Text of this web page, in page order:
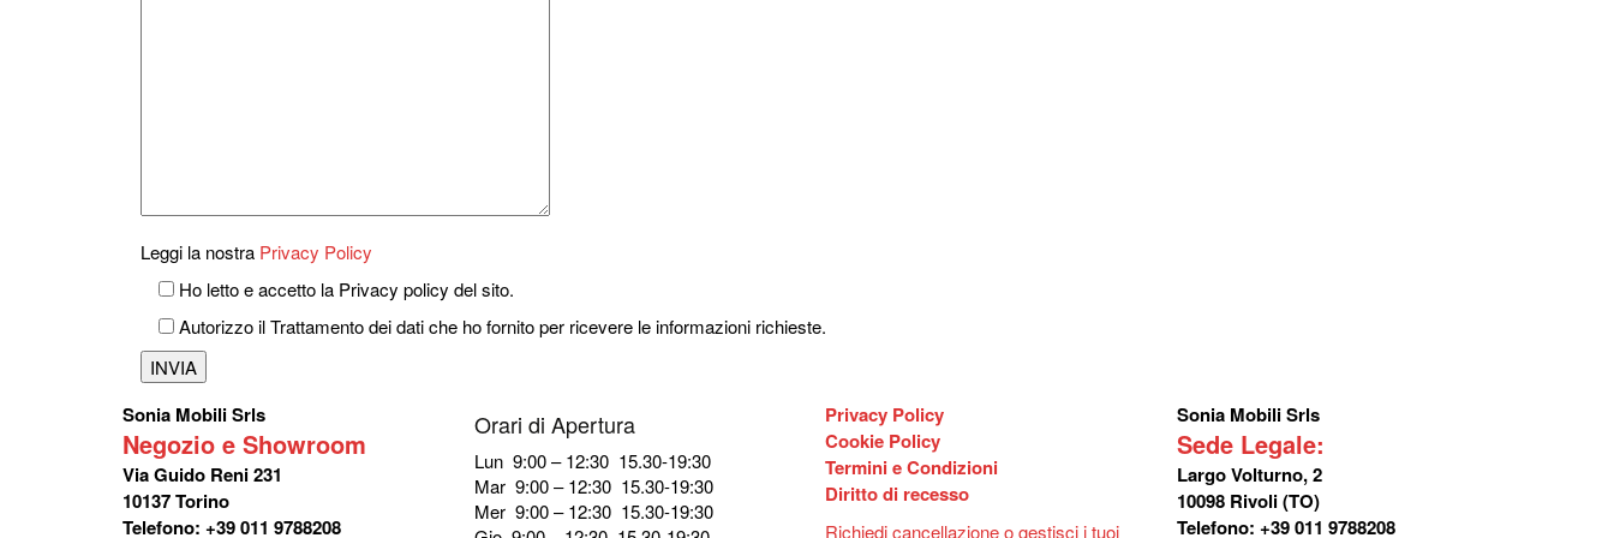
Leggi la nostra Privacy Policy
Ho letto e accetto la Privacy policy del sito.
Autorizzo il Trattamento dei dati che ho fornito per ricevere le informazioni richieste.
Sonia Mobili Srls
Negozio e Showroom
Via Guido Reni 231
10137 Torino
Telefono: +39 011 9788208
Orari di Apertura
Lun 9:00 – 12:30 15.30-19:30
Mar 9:00 – 12:30 15.30-19:30
Mer 9:00 – 12:30 15.30-19:30
Privacy Policy
Cookie Policy
Termini e Condizioni
Diritto di recesso
Richiedi cancellazione o gestisci i tuoi
Sonia Mobili Srls
Sede Legale:
Largo Volturno, 2
10098 Rivoli (TO)
Telefono: +39 011 9788208